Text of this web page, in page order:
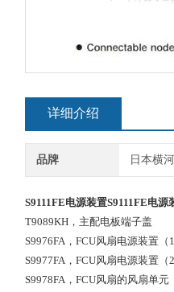
详细介绍
品牌 日本横
S9111FE电源装置S9111FE电源
T9089KH， 主配电板端子盖
S9976FA， FCU风扇电源装置（
S9977FA， FCU风扇电源装置（
S9978FA， FCU风扇的风扇单元